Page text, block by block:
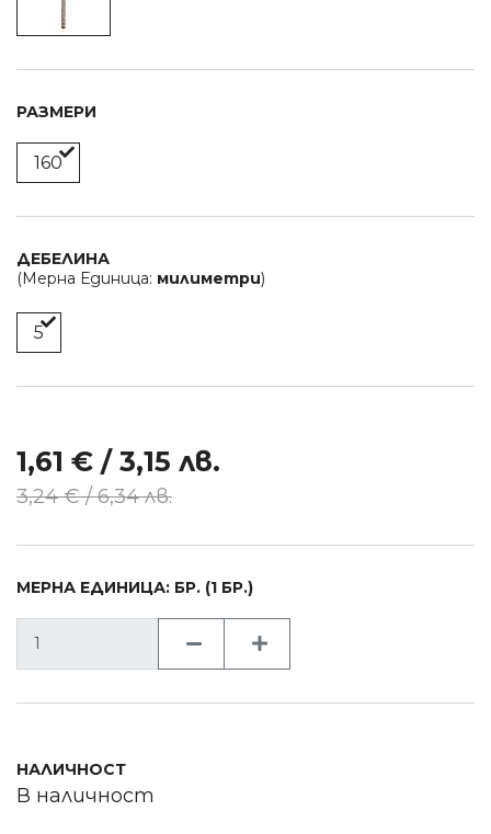
РАЗМЕРИ
160
ДЕБЕЛИНА
(Мерна Единица: милиметри)
5
1,61 € / 3,15 лв.
3,24 € / 6,34 лв.
МЕРНА ЕДИНИЦА: БР. (1 БР.)
НАЛИЧНОСТ
В наличност